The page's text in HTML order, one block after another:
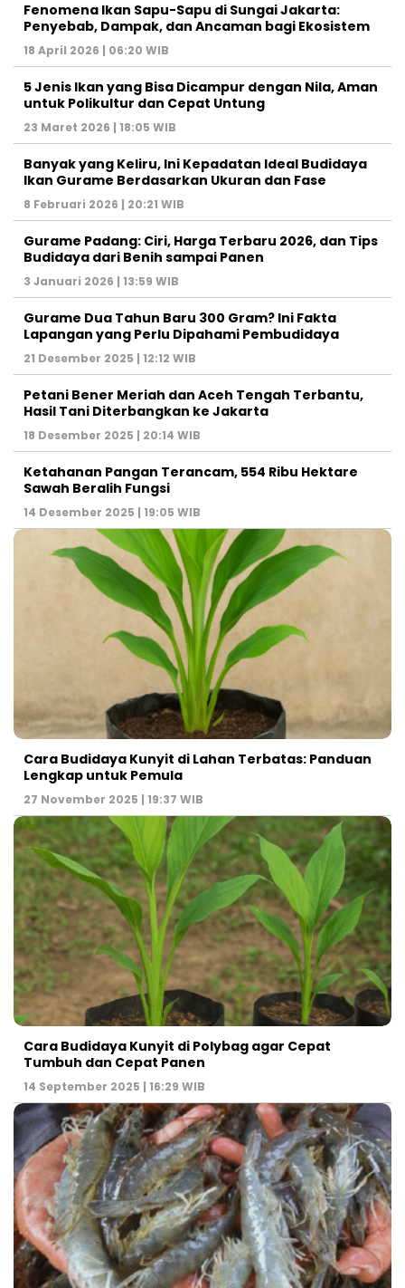
Fenomena Ikan Sapu-Sapu di Sungai Jakarta:
Penyebab, Dampak, dan Ancaman bagi Ekosistem
18 April 2026 | 06:20 WIB
5 Jenis Ikan yang Bisa Dicampur dengan Nila, Aman
untuk Polikultur dan Cepat Untung
23 Maret 2026 | 18:05 WIB
Banyak yang Keliru, Ini Kepadatan Ideal Budidaya
Ikan Gurame Berdasarkan Ukuran dan Fase
8 Februari 2026 | 20:21 WIB
Gurame Padang: Ciri, Harga Terbaru 2026, dan Tips
Budidaya dari Benih sampai Panen
3 Januari 2026 | 13:59 WIB
Gurame Dua Tahun Baru 300 Gram? Ini Fakta
Lapangan yang Perlu Dipahami Pembudidaya
21 Desember 2025 | 12:12 WIB
Petani Bener Meriah dan Aceh Tengah Terbantu,
Hasil Tani Diterbangkan ke Jakarta
18 Desember 2025 | 20:14 WIB
Ketahanan Pangan Terancam, 554 Ribu Hektare
Sawah Beralih Fungsi
14 Desember 2025 | 19:05 WIB
Cara Budidaya Kunyit di Lahan Terbatas: Panduan
Lengkap untuk Pemula
27 November 2025 | 19:37 WIB
Cara Budidaya Kunyit di Polybag agar Cepat
Tumbuh dan Cepat Panen
14 September 2025 | 16:29 WIB